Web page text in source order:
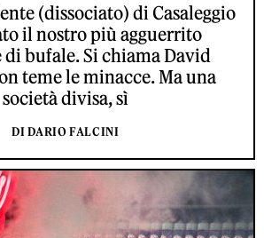
(dissociato) di Casaleggio
il nostro più agguerrito
di bufale. Si chiama David
teme le minacce. Ma una
società divisa, sì
DI DARIO FALCINI